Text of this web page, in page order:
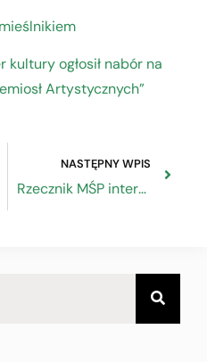
kultury ogłosił nabór na
Artystycznych”
NASTĘPNY WPIS
Rzecznik MŚP interweniował w sprawie rozliczania nadpłat składek na ubezpieczenia